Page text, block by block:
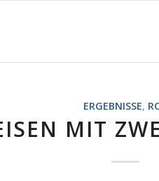
ERGEBNISSE,
MIT